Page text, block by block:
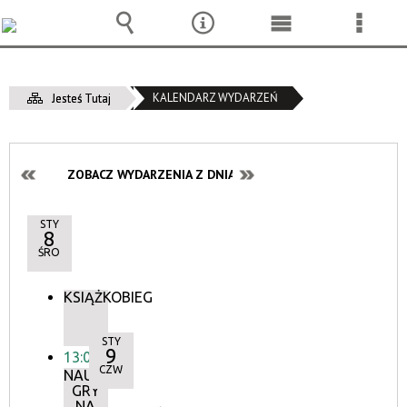
Jesteś Tutaj KALENDARZ WYDARZEŃ
ZOBACZ WYDARZENIA Z DNIA:
STY
8
ŚRO
KSIĄŻKOBIEG
13:00
NAUKA
GRY
STY
9
CZW
Wyszukiwarka
NarzędziaMenu
Menu